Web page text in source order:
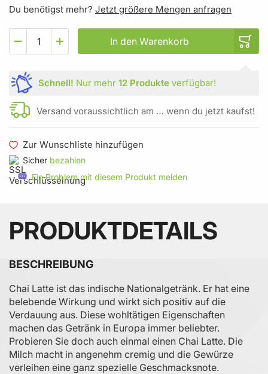
Du benötigst mehr? Jetzt größere Mengen anfragen
In den Warenkorb
Schnell! Nur mehr 12 Produkteverfügbar!
Versand voraussichtlich am … wenn du jetzt kaufst!
Zur Wunschliste hinzufügen
Sicher bezahlen
Ein Problem mit diesem Produkt melden
PRODUKTDETAILS
BESCHREIBUNG
Chai Latte ist das indische Nationalgetränk. Er hat eine
belebende Wirkung und wirkt sich positiv auf die
Verdauung aus. Diese wohltätigen Eigenschaften
machen das Getränk in Europa immer beliebter.
Probieren Sie doch auch einmal einen Chai Latte. Die
Milch macht in angenehm cremig und die Gewürze
verleihen eine ganz spezielle Geschmacksnote.